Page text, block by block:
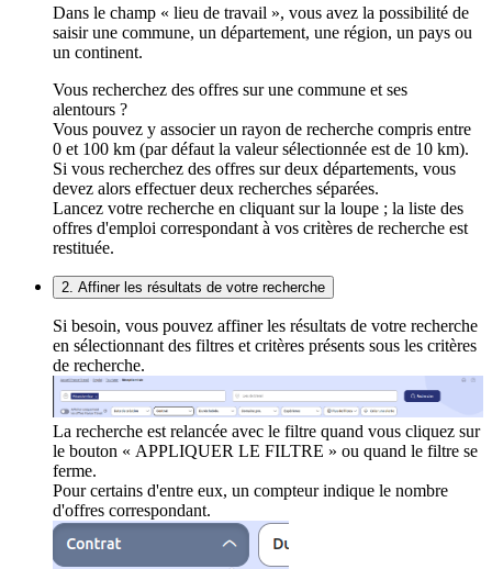
Dans le champ « lieu de travail », vous avez la possibilité de
saisir une commune, un département, une région, un pays ou
un continent.
Vous recherchez des offres sur une commune et ses
alentours ?
Vous pouvez y associer un rayon de recherche compris entre
0 et 100 km (par défaut la valeur sélectionnée est de 10 km).
Si vous recherchez des offres sur deux départements, vous
devez alors effectuer deux recherches séparées.
Lancez votre recherche en cliquant sur la loupe ; la liste des
offres d'emploi correspondant à vos critères de recherche est
restituée.
2. Affiner les résultats de votre recherche
Si besoin, vous pouvez affiner les résultats de votre recherche
en sélectionnant des filtres et critères présents sous les critères
de recherche.
La recherche est relancée avec le filtre quand vous cliquez sur
le bouton « APPLIQUER LE FILTRE » ou quand le filtre se
ferme.
Pour certains d'entre eux, un compteur indique le nombre
d'offres correspondant.